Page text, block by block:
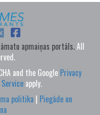
apmaiņas portāls.All
and the Google Privacy
apply.
politika | Piegāde un